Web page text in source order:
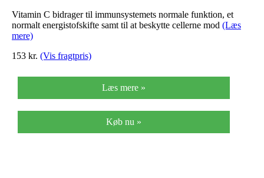
Vitamin C bidrager til immunsystemets normale funktion, et
normalt energistofskifte samt til at beskytte cellerne mod (Læs
mere)
153 kr. (Vis fragtpris)
Læs mere »
Køb nu »